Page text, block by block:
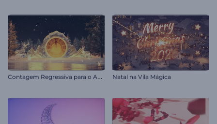
C
ontagem Regressiva para o Ano Novo Natal na Vila Mágica